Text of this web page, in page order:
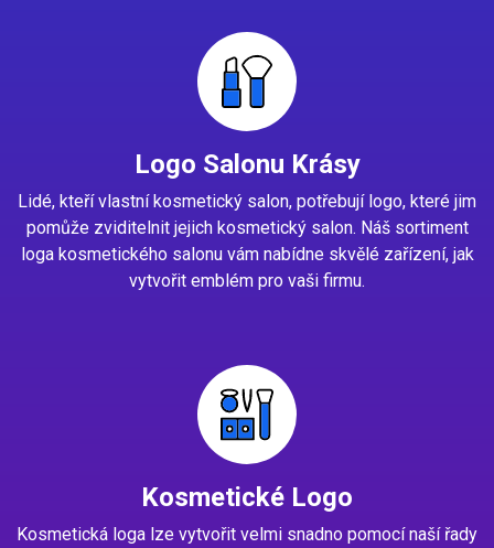
Logo Salonu Krásy
Lidé, kteří vlastní kosmetický salon, potřebují logo, které jim
pomůže zviditelnit jejich kosmetický salon. Náš sortiment
loga kosmetického salonu vám nabídne skvělé zařízení, jak
vytvořit emblém pro vaši firmu.
Kosmetické Logo
Kosmetická loga lze vytvořit velmi snadno pomocí naší řady